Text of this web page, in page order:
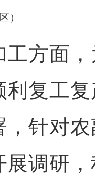
）
方面，
利复工
，针对
展调研